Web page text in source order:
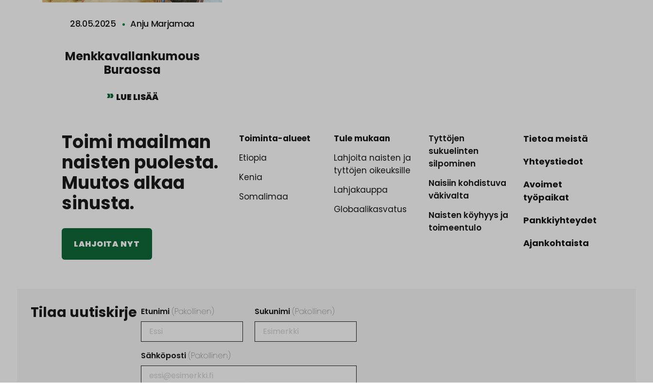
28.05.2025 Anju Marjamaa
Menkkavallankumous
Buraossa
LUE LISÄÄ
Toimi maailman
naisten puolesta.
Muutos alkaa
sinusta.
LAHJOITA NYT
Toiminta-alueet
Etiopia
Kenia
Somalimaa
Tule mukaan
Lahjoita naisten ja
tyttöjen oikeuksille
Lahjakauppa
Globaalikasvatus
Tyttöjen
sukuelinten
silpominen
Naisiin kohdistuva
väkivalta
Naisten köyhyys ja
toimeentulo
Tietoa meistä
Yhteystiedot
Avoimet
työpaikat
Pankkiyhteydet
Ajankohtaista
Tilaa uutiskirje Etunimi (Pakollinen) Sukunimi (Pakollinen)
Sähköposti (Pakollinen)